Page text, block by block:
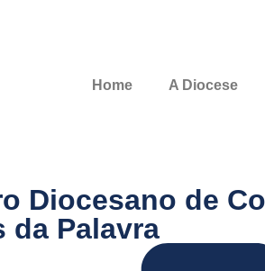
Home A Diocese
Diocesano de
da Palavra